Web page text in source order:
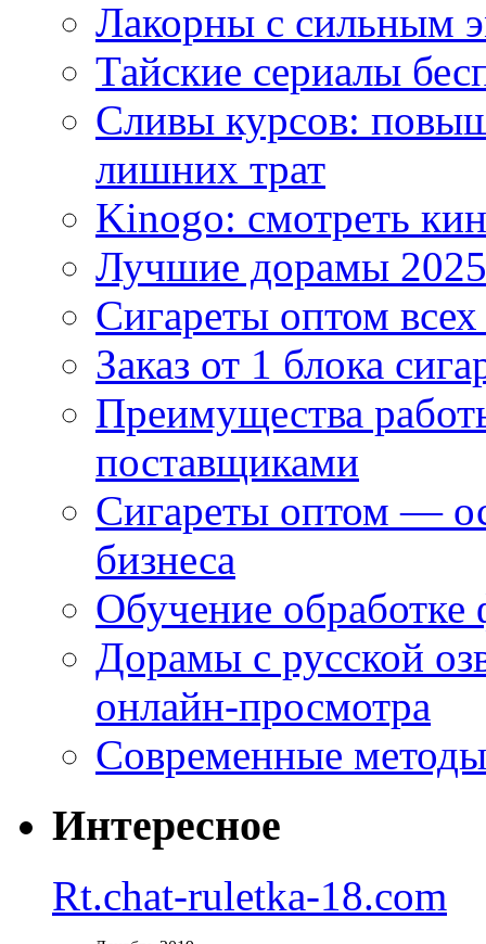
Лакорны с сильным
Тайские сериалы
Сливы курсов:
лишних трат
Kinogo: смотреть
Лучшие дорамы
Сигареты оптом
Заказ от 1 блока
Преимущества
поставщиками
Сигареты оптом —
бизнеса
Обучение
Дорамы с русской
онлайн-просмотра
Современные
Интересное
Rt.chat-ruletka-18.com